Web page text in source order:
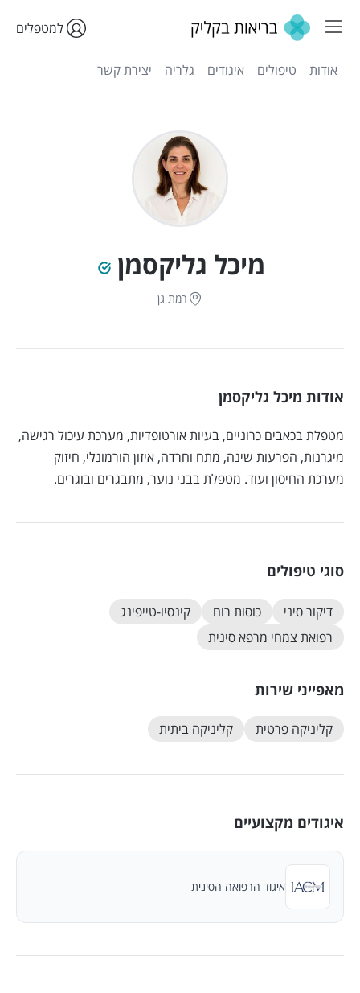
למטפלים
מיכל גליקסמן
רמת גן
אודות טיפולים איגודים גלריה יצירת קשר
אודות מיכל גליקסמן
מטפלת בכאבים כרוניים, בעיות אורטופדיות, מערכת עיכול רגישה,
מיגרנות, הפרעות שינה, מתח וחרדה, איזון הורמונלי, חיזוק
מערכת החיסון ועוד. מטפלת בבני נוער, מתבגרים ובוגרים.
סוגי טיפולים
דיקור סיני כוסות רוח
קינסיו-טייפינג
רפואת צמחי מרפא סינית
מאפייני שירות
קליניקה פרטית קליניקה ביתית
איגודים מקצועיים
איגוד הרפואה הסינית